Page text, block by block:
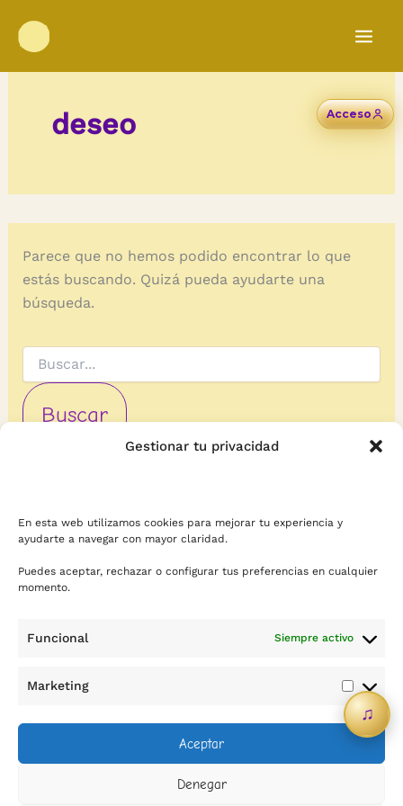
Gestionar tu privacidad
En esta web utilizamos cookies para mejorar tu experiencia y
ayudarte a navegar con mayor claridad.
Puedes aceptar, rechazar o configurar tus preferencias en cualquier
momento.
Funcional Siempre activo
Marketing
Aceptar
Denegar
contenido
deseo
Parece que no hemos podido encontrar lo que
estás buscando. Quizá pueda ayudarte una
búsqueda.
por:
info@sicreescreas.com
Acceso
♫